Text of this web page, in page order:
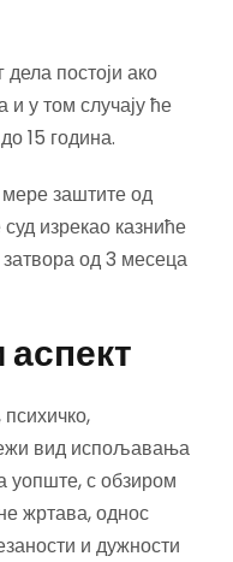
постоји ако
и у том случају ће
15 година.
заштите од
изрекао казниће
од 3 месеца
вид испољавања
с обзиром
жртава, однос
и дужности